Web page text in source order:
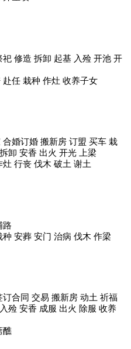
修造 拆卸 起基 入殓 开池 开
任 栽种 作灶 收养子女
婚订婚 搬新房 订盟 买车 栽
卸 安香 出火 开光 上梁
行丧 伐木 破土 谢土
路
安葬 安门 治病 伐木 作梁
合同 交易 搬新房 动土 祈福
殓 安香 成服 出火 除服 收养
醮